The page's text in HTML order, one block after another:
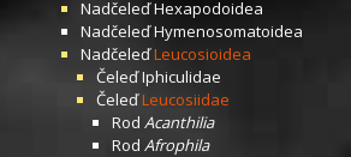
NadčeleďHexapodoidea
NadčeleďHymenosomatoidea
NadčeleďLeucosioidea
ČeleďIphiculidae
ČeleďLeucosiidae
Rod Acanthilia
Rod Afrophila